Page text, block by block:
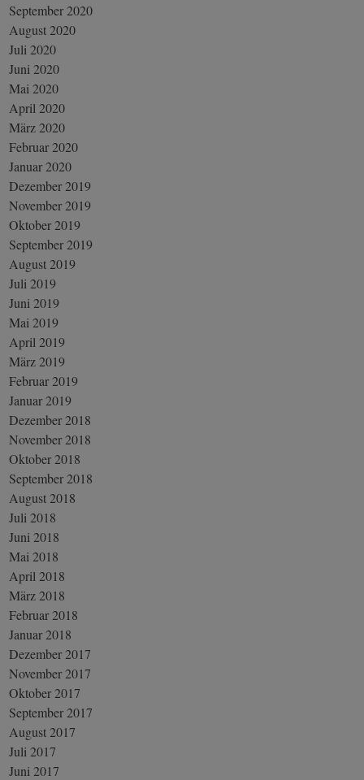
September 2020
August 2020
Juli 2020
Juni 2020
Mai 2020
April 2020
März 2020
Februar 2020
Januar 2020
Dezember 2019
November 2019
Oktober 2019
September 2019
August 2019
Juli 2019
Juni 2019
Mai 2019
April 2019
März 2019
Februar 2019
Januar 2019
Dezember 2018
November 2018
Oktober 2018
September 2018
August 2018
Juli 2018
Juni 2018
Mai 2018
April 2018
März 2018
Februar 2018
Januar 2018
Dezember 2017
November 2017
Oktober 2017
September 2017
August 2017
Juli 2017
Juni 2017